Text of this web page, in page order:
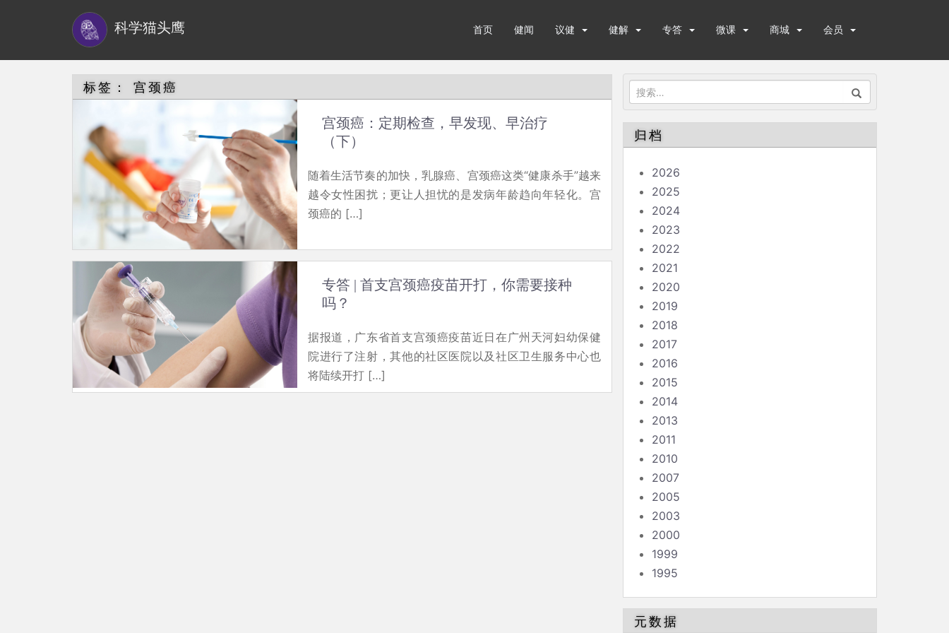
科学猫头鹰 首页 健闻 议健 健解 专答 微课 商城 会员
搜
索：
标签： 宫颈癌
宫颈癌：定期检查，早发现、早治疗
（下）
随着生活节奏的加快，乳腺癌、宫颈癌这类“健康杀手”越来
越令女性困扰；更让人担忧的是发病年龄趋向年轻化。宫
颈癌的 […]
专答 | 首支宫颈癌疫苗开打，你需要接种
吗？
据报道，广东省首支宫颈癌疫苗近日在广州天河妇幼保健
院进行了注射，其他的社区医院以及社区卫生服务中心也
将陆续开打 […]
归档
2026
2025
2024
2023
2022
2021
2020
2019
2018
2017
2016
2015
2014
2013
2011
2010
2007
2005
2003
2000
1999
1995
元数据